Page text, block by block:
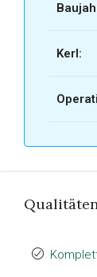
Kerl: